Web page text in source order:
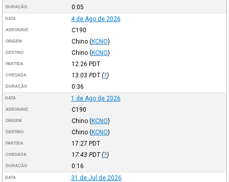
DURAÇÃO 0:05
DATA 4 de Ago de 2026
AERONAVE C190
ORIGEM Chino (KCNO)
DESTINO Chino (KCNO)
PARTIDA 12:26 PDT
CHEGADA 13:03 PDT(?)
DURAÇÃO 0:36
DATA 1 de Ago de 2026
AERONAVE C190
ORIGEM Chino (KCNO)
DESTINO Chino (KCNO)
PARTIDA 17:27 PDT
CHEGADA 17:43 PDT(?)
DURAÇÃO 0:16
DATA 31 de Jul de 2026